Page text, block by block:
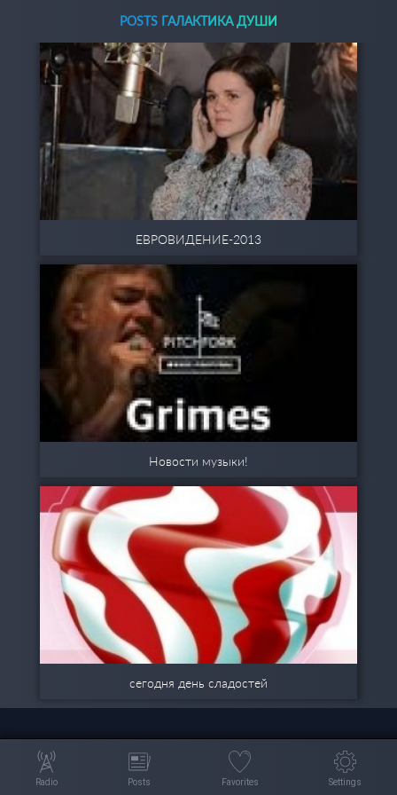
POSTS ГАЛАКТИКА ДУШИ
ЕВРОВИДЕНИЕ-2013
Новости музыки!
сегодня день сладостей
Radio Posts Favorites Settings